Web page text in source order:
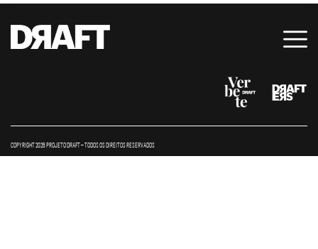
COPYRIGHT 2026 PROJETO DRAFT – TODOS OS DIREITOS RESERVADOS